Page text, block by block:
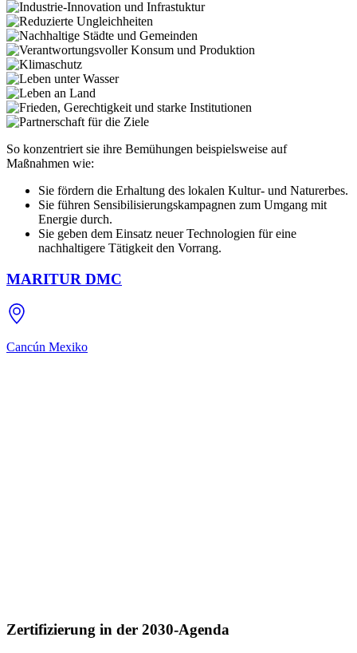
So konzentriert sie ihre Bemühungen beispielsweise auf
Maßnahmen wie:
Sie fördern die Erhaltung des lokalen Kultur- und Naturerbes.
Sie führen Sensibilisierungskampagnen zum Umgang mit
Energie durch.
Sie geben dem Einsatz neuer Technologien für eine
nachhaltigere Tätigkeit den Vorrang.
MARITUR DMC
Cancún Mexiko
Zertifizierung in der 2030-Agenda